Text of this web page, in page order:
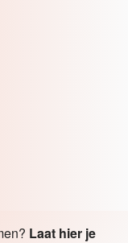
Laat hier je
by Pendo